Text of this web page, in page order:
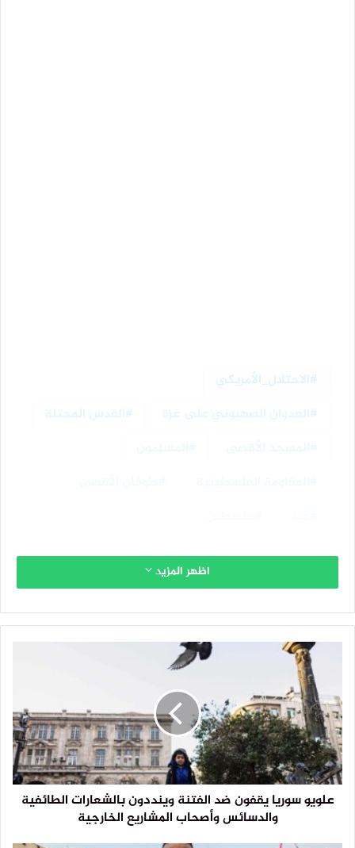
الاحتلال_الأمريكي
اظهر المزيد
علويو سوريا يقفون ضد الفتنة وينددون بالشعارات الطائفية
والدسائس وأصحاب المشاريع الخارجية